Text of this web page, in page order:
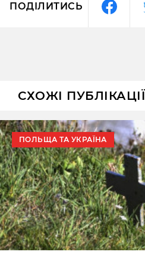
ПОДІЛИТИСЬ
СХОЖІ ПУБЛІКАЦІЇ
ПОЛЬЩА ТА УКРАЇНА